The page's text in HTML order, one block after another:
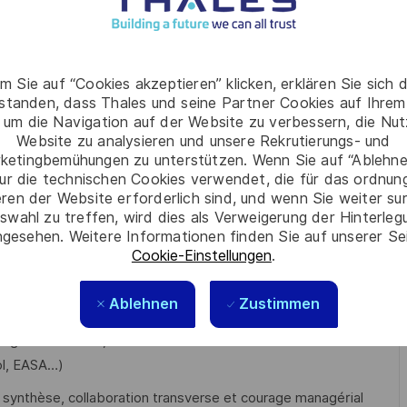
Sie auf “Cookies akzeptieren” klicken, erklären Sie sich
dass Thales und seine Partner Cookies auf
um die Navigation auf der Website zu verbessern, die
Website zu analysieren und unsere Rekrutierungs- und
zu unterstützen. Wenn Sie auf
die technischen Cookies verwendet, die für das
der Website erforderlich sind, und wenn Sie weiter
zu treffen, wird dies als Verweigerung der
Weitere Informationen finden Sie auf unserer
Cookie-Einstellungen.
Ablehnen Zustimmen
des innovations AMS au niveau Groupe
d’une organisation internationale stratégique ?
des disciplines d’ingénierie ?
à l’échelle EMEA ?
mêlant ingénierie, transformation et enjeux
et avez une expériencesignificativesur :
logicielle,
EASA…)
collaboration transverse et courage managérial